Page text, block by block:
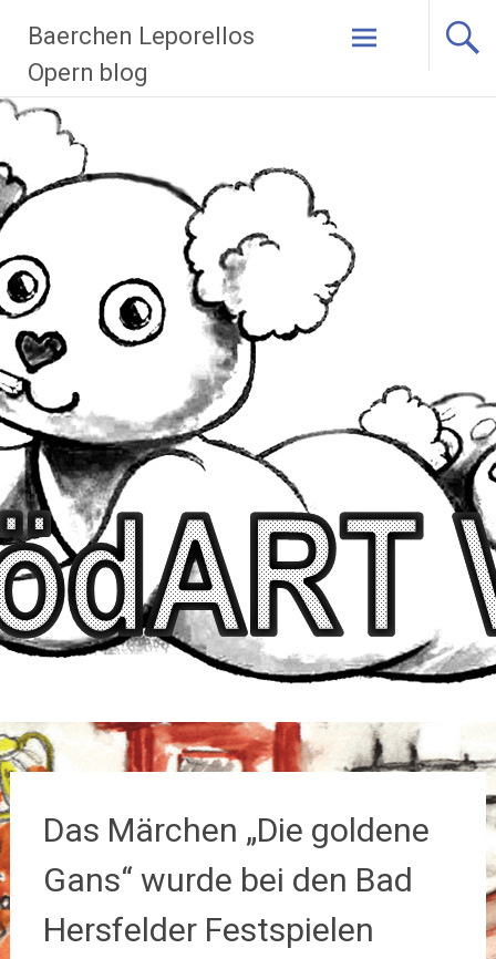
Inhalt
springen
Baerchen Leporellos
Opern blog
Das Märchen „Die goldene
Gans“ wurde bei den Bad
Hersfelder Festspielen